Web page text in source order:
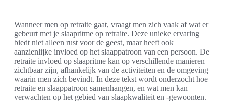
Wanneer men op retraite gaat, vraagt men zich vaak af wat er
gebeurt met je slaapritme op retraite. Deze unieke ervaring
biedt niet alleen rust voor de geest, maar heeft ook
aanzienlijke invloed op het slaappatroon van een persoon. De
retraite invloed op slaapritme kan op verschillende manieren
zichtbaar zijn, afhankelijk van de activiteiten en de omgeving
waarin men zich bevindt. In deze tekst wordt onderzocht hoe
retraite en slaappatroon samenhangen, en wat men kan
verwachten op het gebied van slaapkwaliteit en -gewoonten.